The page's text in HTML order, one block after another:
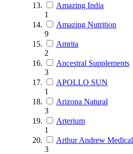
Amazing India
1
Amazing Nutrition
9
Amrita
2
Ancestral Supplements
3
APOLLO SUN
1
Arizona Natural
3
Arterium
1
Arthur Andrew Medical
3